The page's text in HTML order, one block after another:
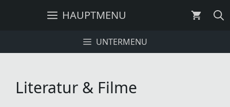
HAUPTMENU
UNTERMENU
Literatur & Filme